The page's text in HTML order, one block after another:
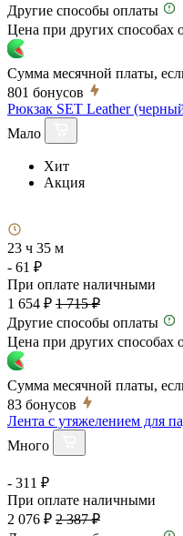
Другие способы оплаты
Цена при других способах
Сумма месячной платы,
801 бонусов
Рюкзак SET Leather
Мало
Хит
Акция
23 ч 35 м
- 61 ₽
При оплате наличными
1 654 ₽ 1 715 ₽
Другие способы оплаты
Цена при других способах
Сумма месячной платы,
83 бонусов
Лента с утяжелением для
Много
- 311 ₽
При оплате наличными
2 076 ₽ 2 387 ₽